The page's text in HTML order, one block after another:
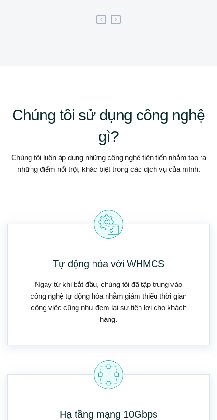
Chúng tôi sử dụng công nghệ
gì?
Chúng tôi luôn áp dụng những công nghệ tiên tiến nhằm tạo ra
những điểm nổi trội, khác biệt trong các dịch vụ của mình.
Tự động hóa với WHMCS
Ngay từ khi bắt đầu, chúng tôi đã tập trung vào
công nghệ tự động hóa nhằm giảm thiểu thời gian
công việc cũng như đem lại sự tiện lợi cho khách
hàng.
Hạ tầng mạng 10Gbps